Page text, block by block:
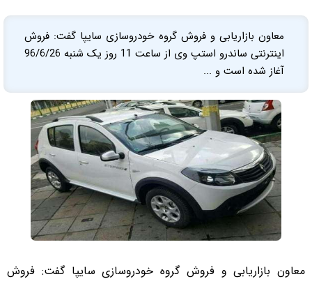
معاون بازاریابی و فروش گروه خودروسازی سایپا گفت: فروش
اینترنتی ساندرو استپ وی از ساعت 11 روز یک شنبه 96/6/26
آغاز شده است و ...
معاون بازاریابی و فروش گروه خودروسازی سایپا گفت: فروش